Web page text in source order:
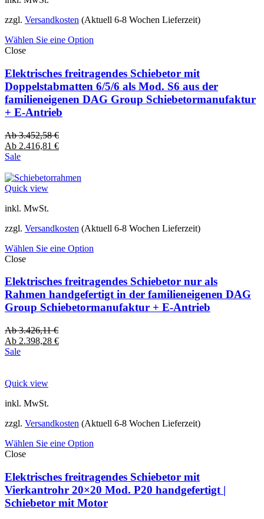
zzgl. Versandkosten (Aktuell 6-8 Wochen Lieferzeit)
Wählen Sie eine Option
Close
Elektrisches freitragendes Schiebetor mit
Doppelstabmatten 6/5/6 als Mod. S6 aus der
familieneigenen DAG Group Schiebetormanufaktur
+ E-Antrieb
Ab3.452,58€
Ab 2.416,81 €
Sale
Quick view
inkl. MwSt.
zzgl. Versandkosten (Aktuell 6-8 Wochen Lieferzeit)
Wählen Sie eine Option
Close
Elektrisches freitragendes Schiebetor nur als
Rahmen handgefertigt in der familieneigenen DAG
Group Schiebetormanufaktur + E-Antrieb
Ab3.426,11€
Ab 2.398,28 €
Sale
Quick view
inkl. MwSt.
zzgl. Versandkosten (Aktuell 6-8 Wochen Lieferzeit)
Wählen Sie eine Option
Close
Elektrisches freitragendes Schiebetor mit
Vierkantrohr 20×20 Mod. P20 handgefertigt |
Schiebetor mit Motor